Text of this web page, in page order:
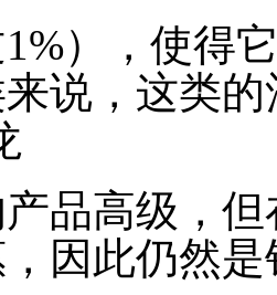
1%），使得
说，这类
品高级，
因此仍然